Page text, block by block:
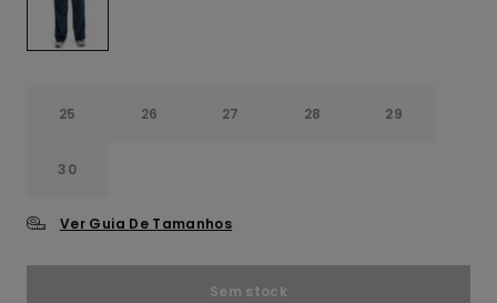
25 26 27 28 29
30
Ver Guia De Tamanhos
Sem stock